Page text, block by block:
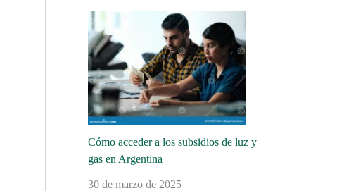
Cómo acceder a los subsidios de luz y
gas en Argentina
30 de marzo de 2025